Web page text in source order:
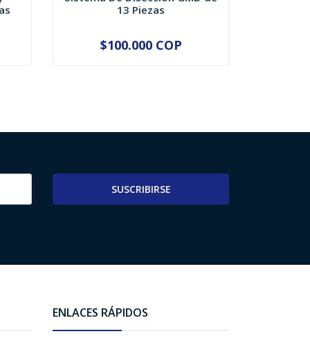
13 Piezas
+
$100.000 COP
SUSCRIBIRSE
ENLACES RÁPIDOS